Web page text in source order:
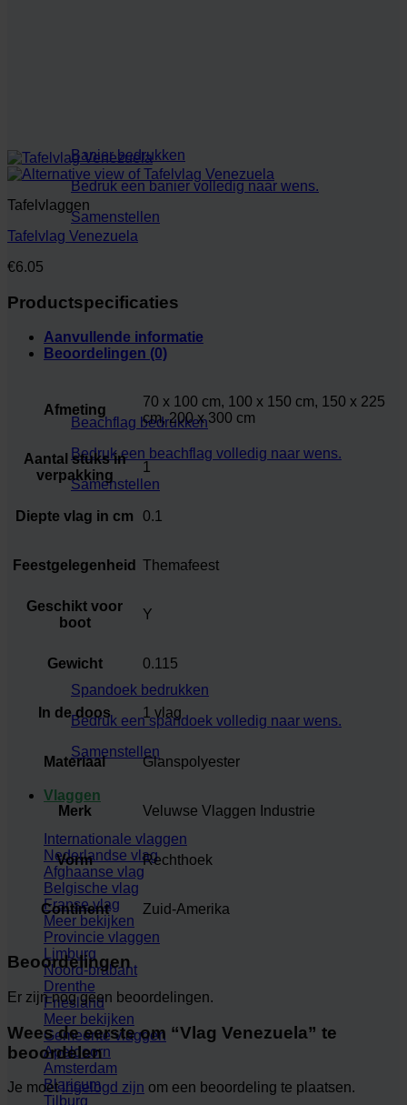
Banier bedrukken
Bedruk een banier volledig naar wens.
Samenstellen
Beachflag bedrukken
Bedruk een beachflag volledig naar wens.
Samenstellen
Spandoek bedrukken
Bedruk een spandoek volledig naar wens.
Samenstellen
Vlaggen
Internationale vlaggen
Nederlandse vlag
Afghaanse vlag
Belgische vlag
Franse vlag
Meer bekijken
Provincie vlaggen
Limburg
Noord-brabant
Drenthe
Friesland
Meer bekijken
Gemeente vlaggen
Apeldoorn
Amsterdam
Blaricum
Tilburg
Tafelvlaggen
Tafelvlag Venezuela
€6.05
Productspecificaties
Aanvullende informatie
Beoordelingen (0)
Afmeting
70 x 100 cm, 100 x 150 cm, 150 x 225
cm, 200 x 300 cm
Aantal stuks in
verpakking
1
Diepte vlag in cm 0.1
Feestgelegenheid Themafeest
Geschikt voor
boot
Y
Gewicht 0.115
In de doos 1 vlag
Materiaal Glanspolyester
Merk Veluwse Vlaggen Industrie
Vorm Rechthoek
Continent Zuid-Amerika
Beoordelingen
Er zijn nog geen beoordelingen.
Wees de eerste om “Vlag Venezuela” te
beoordelen
Je moetingelogd zijn om een beoordeling te plaatsen.